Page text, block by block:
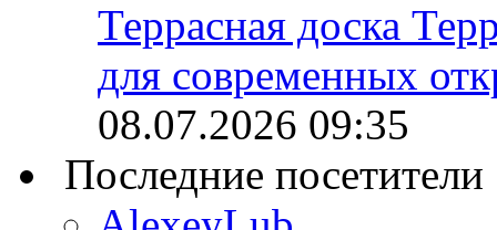
Террасная доска
для современных
08.07.2026 09:35
Последние посетители